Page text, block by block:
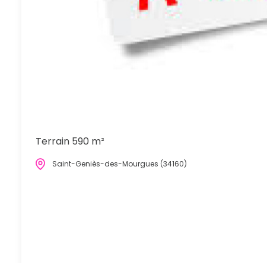
Terrain 590 m²
Saint-Geniès-des-Mourgues (34160)